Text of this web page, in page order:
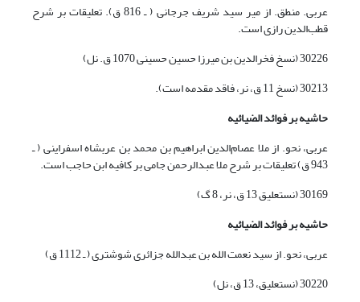
عربی. منطق. از میر سید شریف جرجانی ( ـ 816 ق). تعلیقات بر شرح
قطب‌الدین رازی است.
30226 (نسخ فخرالدین بن میرزا حسین حسینی 1070 ق. نل)
30213 (نسخ 11 ق، نر، فاقد مقدمه است).
حاشیه بر فوائد الضیائیه
عربی، نحو. از ملا عصام‌الدین ابراهیم بن محمد بن عربشاه اسفراینی ( ـ
943 ق) تعلیقات بر شرح ملا عبدالرحمن جامی بر کافیه ابن حاجب است.
30169 (نستعلیق 13 ق، نر، 8 گ)
حاشیه بر فوائد الضیائیه
عربی، نحو. از سید نعمت الله بن عبدالله جزائری شوشتری ( ـ 1112 ق)
30220 (نستعلیق، 13 ق، نل)